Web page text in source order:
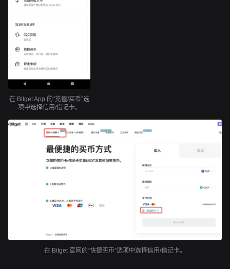
在 Bitget App 的“充值/买币”选
项中选择信用/借记卡。
在 Bitget 官网的“快捷买币”选项中选择信用/借记卡。